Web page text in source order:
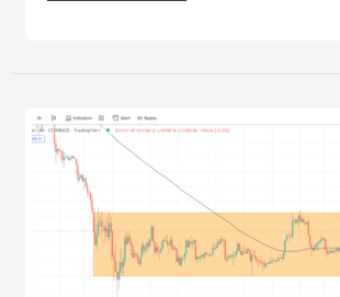
析-
续
震